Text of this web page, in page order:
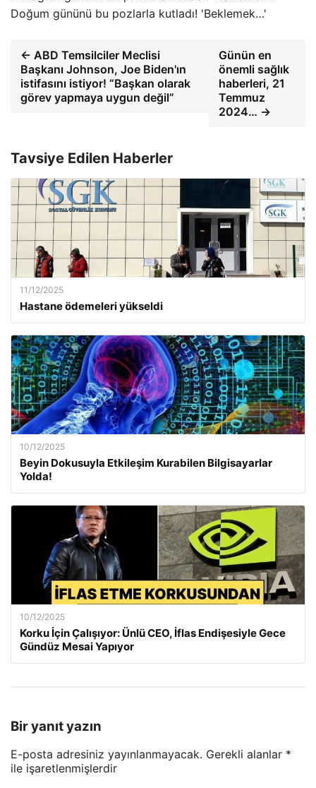
Doğum gününü bu pozlarla kutladı! 'Beklemek…'
← ABD Temsilciler Meclisi
Başkanı Johnson, Joe Biden'ın
istifasını istiyor! “Başkan olarak
görev yapmaya uygun değil”
Günün en
önemli sağlık
haberleri, 21
Temmuz
2024… →
Tavsiye Edilen Haberler
11/12/2025
Hastane ödemeleri yükseldi
10/12/2025
Beyin Dokusuyla Etkileşim Kurabilen Bilgisayarlar
Yolda!
10/12/2025
Korku İçin Çalışıyor: Ünlü CEO, İflas Endişesiyle Gece
Gündüz Mesai Yapıyor
Bir yanıt yazın
E-posta adresiniz yayınlanmayacak. Gerekli alanlar *
ile işaretlenmişlerdir